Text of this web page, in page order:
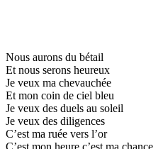
Nous aurons du bétail
Et nous serons heureux
Je veux ma chevauchée
Et mon coin de ciel bleu
Je veux des duels au soleil
Je veux des diligences
C’est ma ruée vers l’or
C’est mon heure c’est ma chance